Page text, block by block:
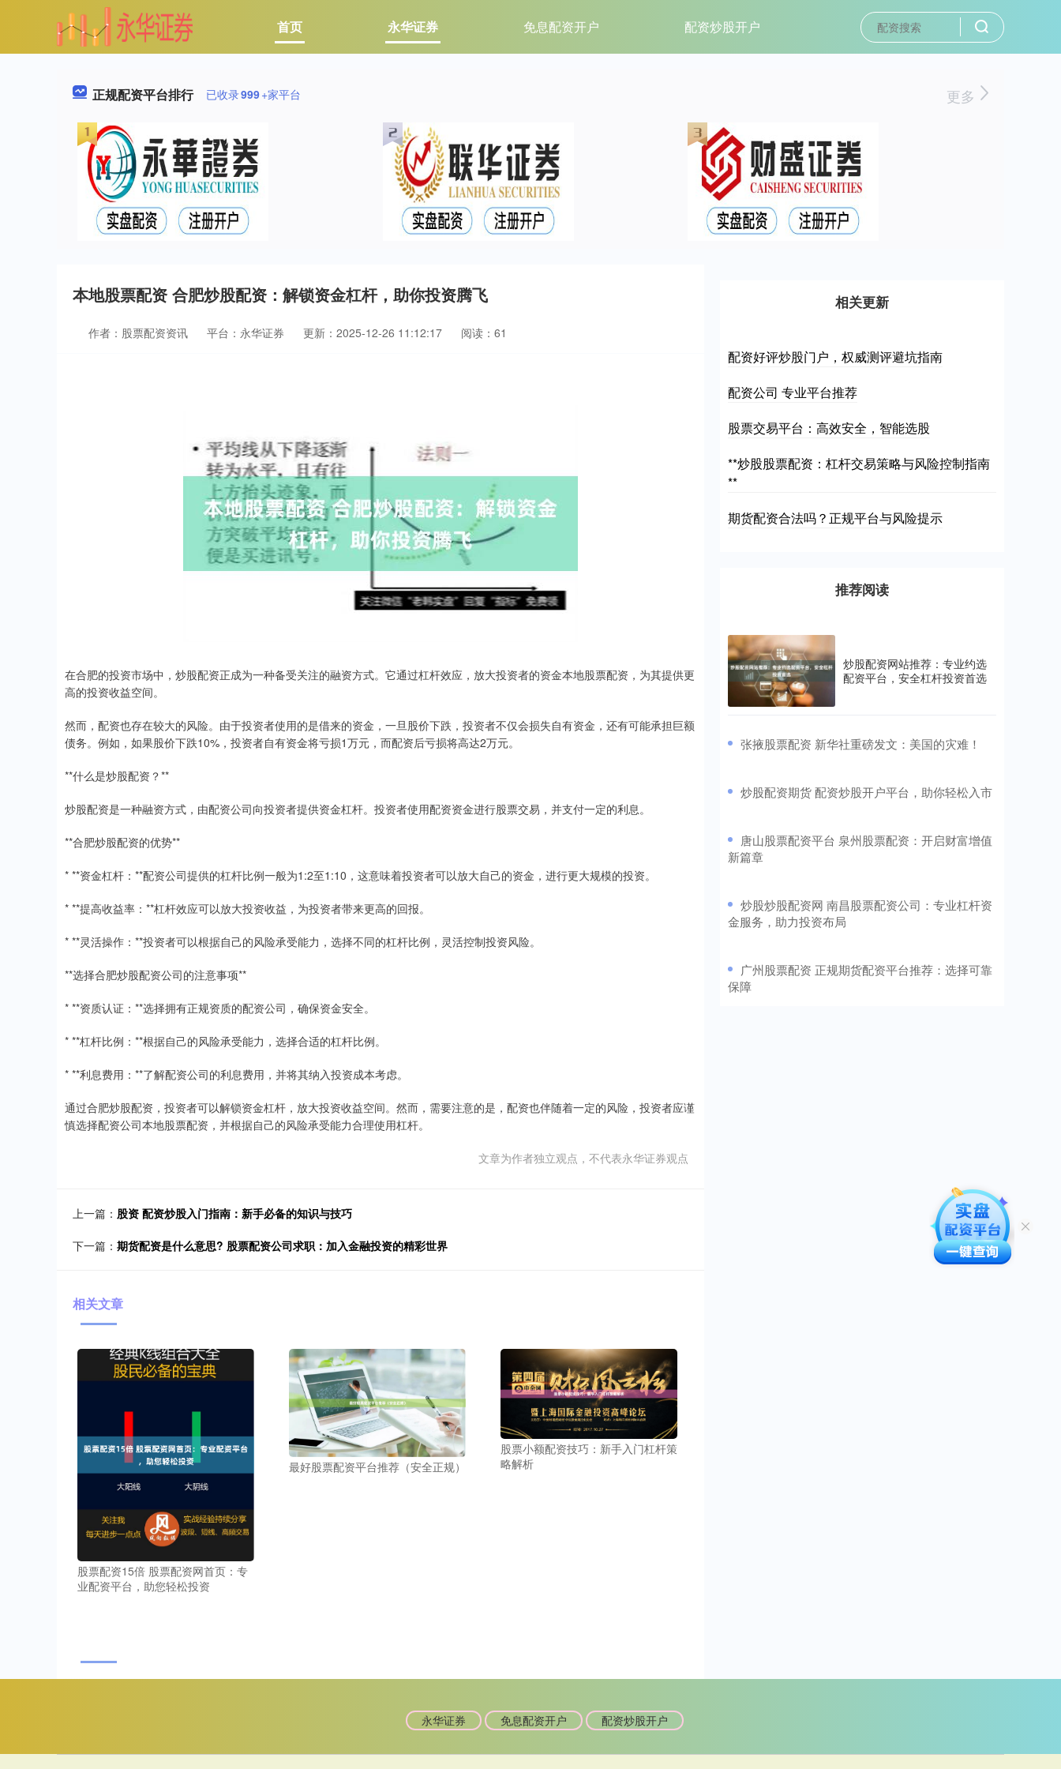
首页 永华证券 免息配资开户 配资炒股开户
正规配资平台排行 已收录999+家平台 更多
本地股票配资 合肥炒股配资：解锁资金杠杆，助你投资腾飞
作者：股票配资资讯 平台：永华证券 更新：2025-12-26 11:12:17 阅读：61
在合肥的投资市场中，炒股配资正成为一种备受关注的融资方式。它通过杠杆效应，放大投资者的资金本地股票配资，为其提供更
高的投资收益空间。
然而，配资也存在较大的风险。由于投资者使用的是借来的资金，一旦股价下跌，投资者不仅会损失自有资金，还有可能承担巨额
债务。例如，如果股价下跌10%，投资者自有资金将亏损1万元，而配资后亏损将高达2万元。
**什么是炒股配资？**
炒股配资是一种融资方式，由配资公司向投资者提供资金杠杆。投资者使用配资资金进行股票交易，并支付一定的利息。
**合肥炒股配资的优势**
* **资金杠杆：**配资公司提供的杠杆比例一般为1:2至1:10，这意味着投资者可以放大自己的资金，进行更大规模的投资。
* **提高收益率：**杠杆效应可以放大投资收益，为投资者带来更高的回报。
* **灵活操作：**投资者可以根据自己的风险承受能力，选择不同的杠杆比例，灵活控制投资风险。
**选择合肥炒股配资公司的注意事项**
* **资质认证：**选择拥有正规资质的配资公司，确保资金安全。
* **杠杆比例：**根据自己的风险承受能力，选择合适的杠杆比例。
* **利息费用：**了解配资公司的利息费用，并将其纳入投资成本考虑。
通过合肥炒股配资，投资者可以解锁资金杠杆，放大投资收益空间。然而，需要注意的是，配资也伴随着一定的风险，投资者应谨
慎选择配资公司本地股票配资，并根据自己的风险承受能力合理使用杠杆。
文章为作者独立观点，不代表永华证券观点
上一篇： 股资 配资炒股入门指南：新手必备的知识与技巧
下一篇： 期货配资是什么意思? 股票配资公司求职：加入金融投资的精彩世界
相关文章
股票配资15倍 股票配资网首页：专
业配资平台，助您轻松投资
最好股票配资平台推荐（安全正规）
股票小额配资技巧：新手入门杠杆策
略解析
相关更新
配资好评炒股门户，权威测评避坑指南
配资公司 专业平台推荐
股票交易平台：高效安全，智能选股
**炒股股票配资：杠杆交易策略与风险控制指南
**
期货配资合法吗？正规平台与风险提示
推荐阅读
炒股配资网站推荐：专业约选
配资平台，安全杠杆投资首选
​张掖股票配资 新华社重磅发文：美国的灾难！
​炒股配资期货 配资炒股开户平台，助你轻松入市
​唐山股票配资平台 泉州股票配资：开启财富增值
新篇章
​炒股炒股配资网 南昌股票配资公司：专业杠杆资
金服务，助力投资布局
​广州股票配资 正规期货配资平台推荐：选择可靠
保障
永华证券 免息配资开户 配资炒股开户